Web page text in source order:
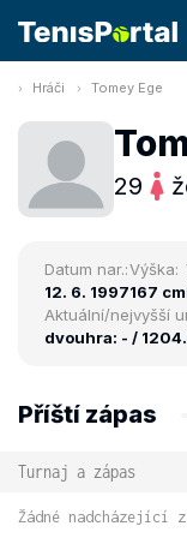
Hráči Tomey Ege
29
Datum nar.:
12. 6. 1997
Výška:
167 cm
Aktuální/nejvyšší
dvouhra: - / 1204.
Příští zápas
Turnaj a zápas
Žádné nadcházející